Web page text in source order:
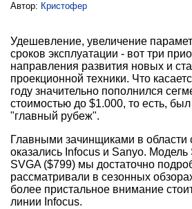
Автор: Кристофер
Удешевление, увеличение
сроков эксплуатации - вот три
направления развития новых и
проекционной техники. Что
году значительно пополнился
стоимостью до $1.000, то есть,
"главный рубеж".
Главными зачинщиками в области
оказались Infocus и Sanyo.
SVGA ($799) мы достаточно
рассматривали в сезонных
более пристальное внимание
линии Infocus.